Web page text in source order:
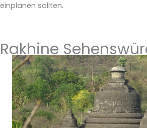
einplanen sollten.
Rakhine